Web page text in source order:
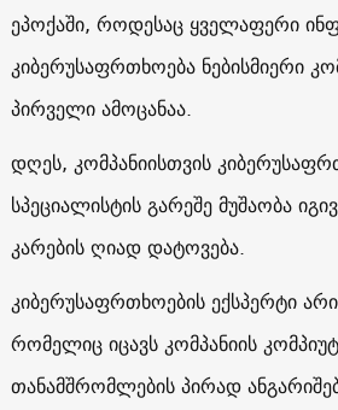
ეპოქაში, როდესაც ყველაფერი
კიბერუსაფრთხოება ნებისმიერი
პირველი ამოცანაა.
დღეს, კომპანიისთვის
სპეციალისტის გარეშე მუშაობა
კარების ღიად დატოვება.
კიბერუსაფრთხოების ექსპერტი
რომელიც იცავს კომპანიის
თანამშრომლების პირად